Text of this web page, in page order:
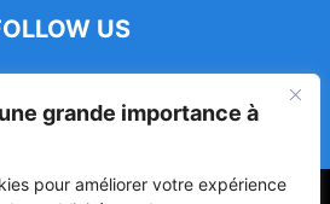
grande importance à
pour améliorer votre expérience
US